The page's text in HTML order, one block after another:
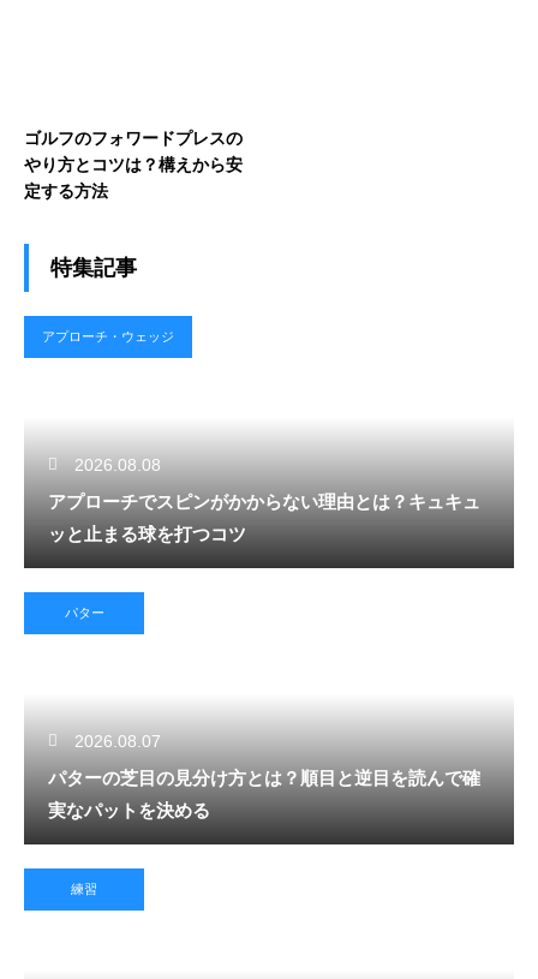
ゴルフのフォワードプレスの
やり方とコツは？構えから安
定する方法
特集記事
アプローチ・ウェッジ
2026.08.08
アプローチでスピンがかからない理由とは？キュキュ
ッと止まる球を打つコツ
パター
2026.08.07
パターの芝目の見分け方とは？順目と逆目を読んで確
実なパットを決める
練習